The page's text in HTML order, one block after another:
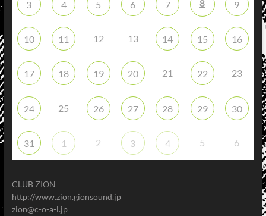
3 4 5 6 7 8 9
10 11 12 13 14 15 16
17 18 19 20 21 22 23
24 25 26 27 28 29 30
31 1 2 3 4 5 6
CLUB ZION
http://www.zion.gionsound.jp
zion@c-o-a-l.jp